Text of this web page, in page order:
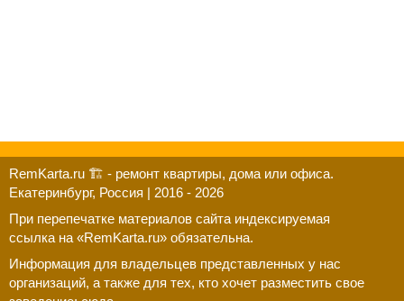
RemKarta.ru 🏗️ - ремонт квартиры, дома или офиса.
Екатеринбург, Россия | 2016 - 2026
При перепечатке материалов сайта индексируемая
ссылка на «RemKarta.ru» обязательна.
Информация для владельцев представленных у нас
организаций, а также для тех, кто хочет разместить свое